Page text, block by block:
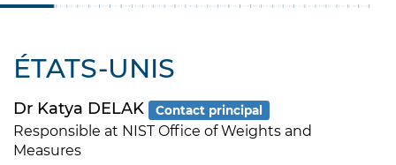
ÉTATS-UNIS
Dr Katya DELAK Contact principal
Responsible at NIST Office of Weights and
Measures